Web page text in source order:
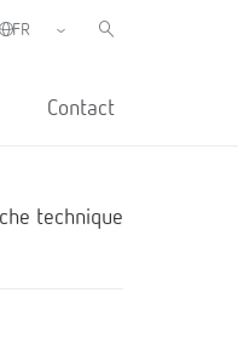
Contact
technique